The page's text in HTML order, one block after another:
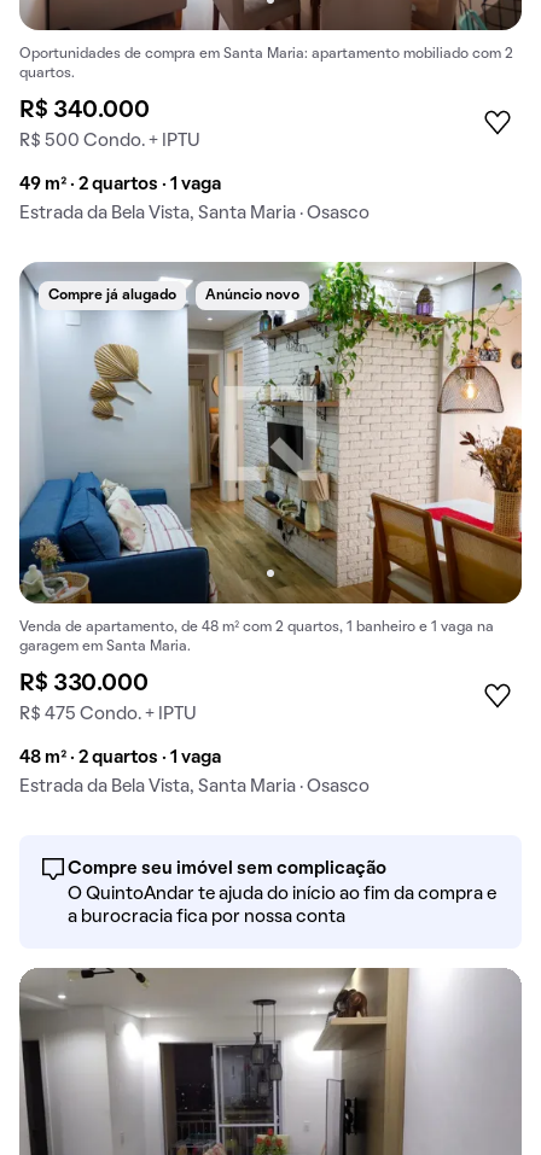
Oportunidades de compra em Santa Maria: apartamento mobiliado com 2
quartos.
R$ 340.000
R$ 500 Condo. + IPTU
49 m² · 2 quartos · 1 vaga
Estrada da Bela Vista, Santa Maria · Osasco
Compre já alugado Anúncio novo
Venda de apartamento, de 48 m² com 2 quartos, 1 banheiro e 1 vaga na
garagem em Santa Maria.
R$ 330.000
R$ 475 Condo. + IPTU
48 m² · 2 quartos · 1 vaga
Estrada da Bela Vista, Santa Maria · Osasco
Compre seu imóvel sem complicação
O QuintoAndar te ajuda do início ao fim da compra e
a burocracia fica por nossa conta